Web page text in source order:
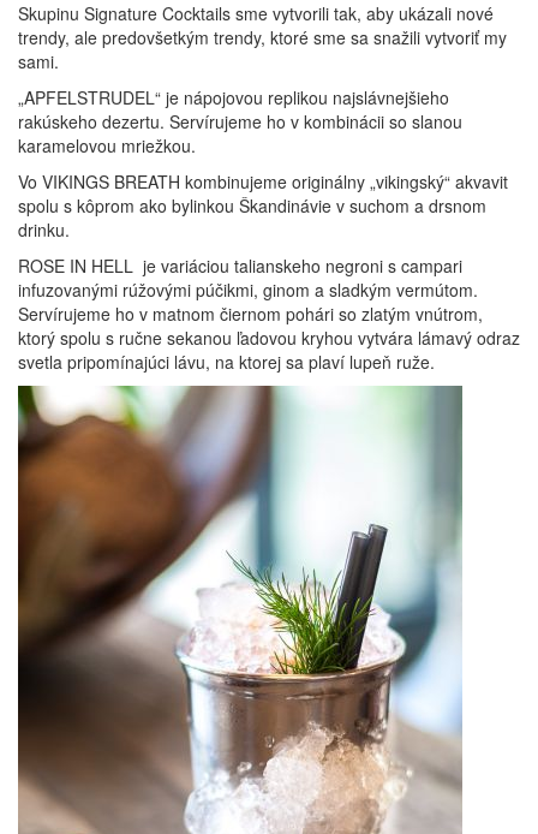
Skupinu Signature Cocktails sme vytvorili tak, aby ukázali nové
trendy, ale predovšetkým trendy, ktoré sme sa snažili vytvoriť my
sami.
„APFELSTRUDEL“ je nápojovou replikou najslávnejšieho
rakúskeho dezertu. Servírujeme ho v kombinácii so slanou
karamelovou mriežkou.
Vo VIKINGS BREATH kombinujeme originálny „vikingský“ akvavit
spolu s kôprom ako bylinkou Škandinávie v suchom a drsnom
drinku.
ROSE IN HELL je variáciou talianskeho negroni s campari
infuzovanými rúžovými púčikmi, ginom a sladkým vermútom.
Servírujeme ho v matnom čiernom pohári so zlatým vnútrom,
ktorý spolu s ručne sekanou ľadovou kryhou vytvára lámavý odraz
svetla pripomínajúci lávu, na ktorej sa plaví lupeň ruže.